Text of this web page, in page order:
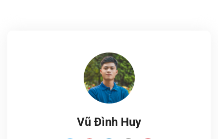
Vũ Đình Huy